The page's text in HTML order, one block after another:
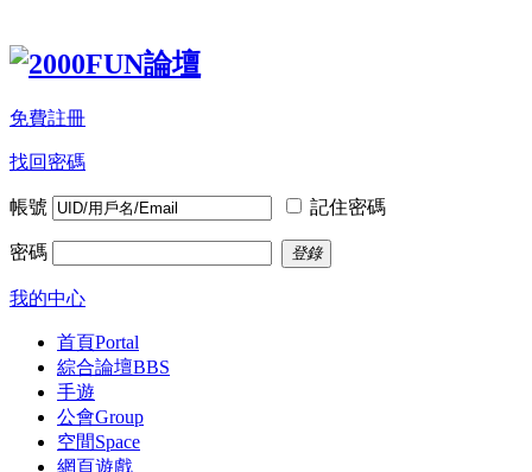
免費註冊
找回密碼
帳號 記住密碼
密碼 登錄
我的中心
首頁Portal
綜合論壇BBS
手遊
公會Group
空間Space
網頁遊戲